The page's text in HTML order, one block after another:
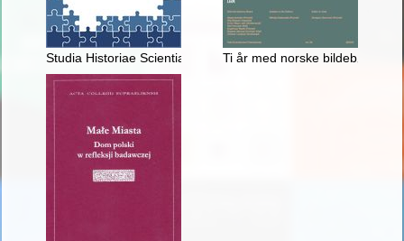
Studia Historiae Scientiarum. [T.] 20 (2021)Ti år med norske bildebøker i